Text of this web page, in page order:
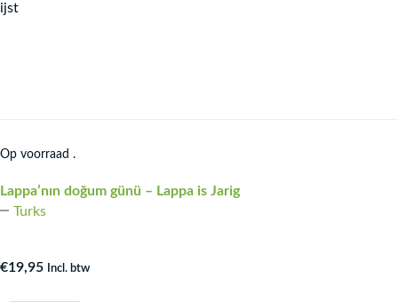
ijst
Op voorraad .
Lappa’nın doğum günü – Lappa is Jarig
Turks
€19,95 Incl. btw